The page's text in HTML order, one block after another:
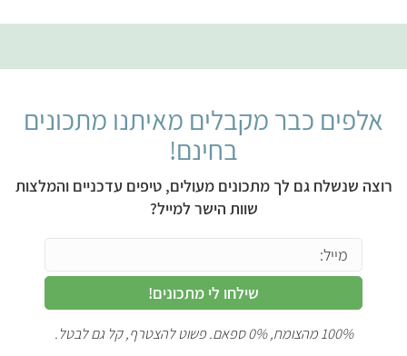
אלפים כבר מקבלים מאיתנו מתכונים
בחינם!
רוצה שנשלח גם לך מתכונים מעולים, טיפים עדכניים והמלצות
שוות הישר למייל?
שילחו לי מתכונים!
100% מהצומח, 0% ספאם. פשוט להצטרף, קל גם לבטל.